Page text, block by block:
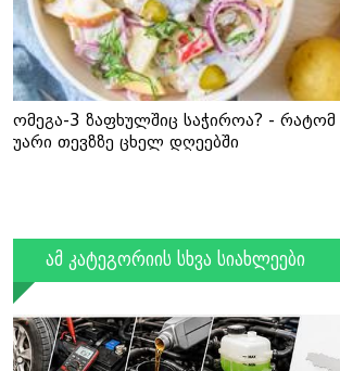
ომეგა-3 ზაფხულშიც საჭიროა? -
უარი თევზზე ცხელ დღეებში
ამ კატეგორიის სხვა სიახლეები